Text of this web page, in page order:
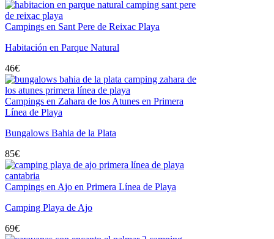
Campings en Sant Pere de Reixac Playa
Habitación en Parque Natural
46€
Campings en Zahara de los Atunes en Primera
Línea de Playa
Bungalows Bahia de la Plata
85€
Campings en Ajo en Primera Línea de Playa
Camping Playa de Ajo
69€